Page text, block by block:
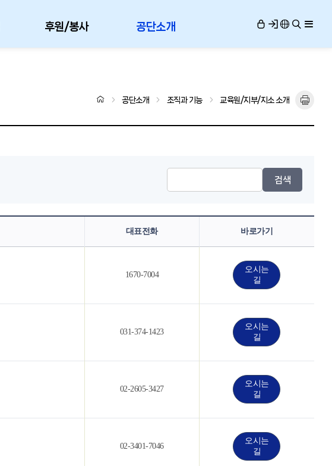
후원/봉사 공단소개
공단소개 조직과 기능 교육원/지부/지소 소개
검색
대표전화 바로가기
1670-7004
오시는
길
031-374-1423
오시는
길
02-2605-3427
오시는
길
02-3401-7046
오시는
길